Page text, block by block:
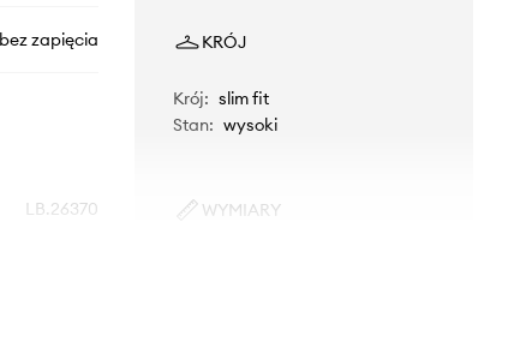
bez zapięcia
LB.26370
KRÓJ
Krój: slim fit
Stan: wysoki
WYMIARY